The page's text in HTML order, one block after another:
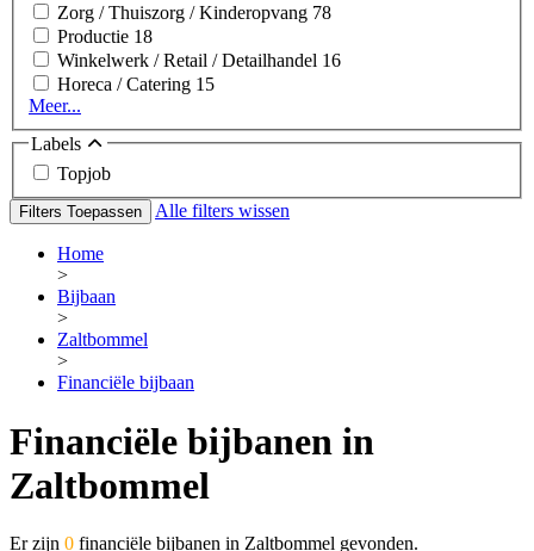
Zorg / Thuiszorg / Kinderopvang 78
Productie 18
Winkelwerk / Retail / Detailhandel 16
Horeca / Catering 15
Meer...
Labels
Topjob
Filters Toepassen Alle filters wissen
Home
>
Bijbaan
>
Zaltbommel
>
Financiële bijbaan
Financiële bijbanen in
Zaltbommel
Er zijn 0 financiële bijbanen in Zaltbommel gevonden.